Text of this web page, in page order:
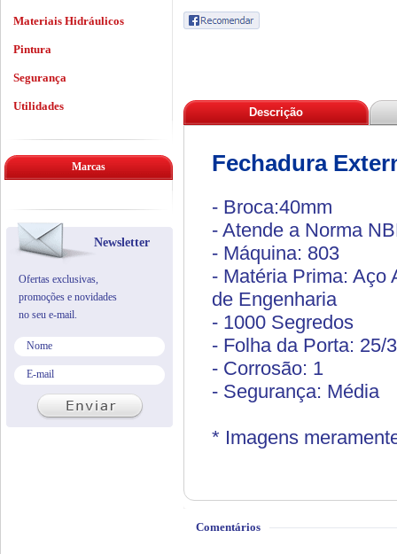
Descrição
Fechadura
- Broca:40mm
- Atende a Norma
- Máquina: 803
- Matéria Prima: Aço
de Engenharia
- 1000 Segredos
- Folha da Porta: 25/
- Corrosão: 1
- Segurança: Média
* Imagens
Comentários
Materiais Hidráulicos
Pintura
Segurança
Utilidades
Marcas
Newsletter
Ofertas exclusivas,
promoções e novidades
no seu e-mail.